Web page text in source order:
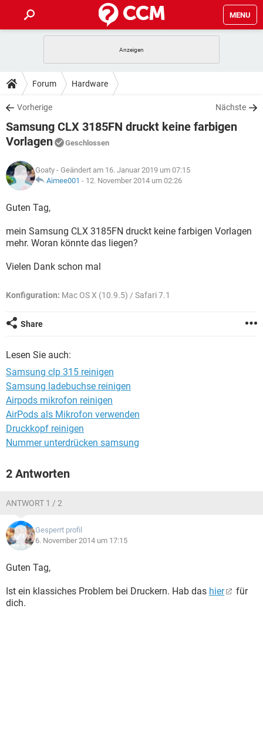
MENU
ANDROID
WINDOWS 10
WHATSAPP TIKTOK
FACEBOOK
TIPPS & TRICKS
SPIELE
WINDOWS 10
FACEBOOK HARDWARE
DOWNLOADS
SPIELE STREAMING
ANDROID
WINDOWS 10 INSTAGRAM
WHATSAPP
FACEBOOK
FORUM
ANDROID IOS
FACEBOOK
LEXIKON
SPIELE
ANDROID
WINDOWS 10 INSTAGRAM
WHATSAPP
FACEBOOK
Forum Hardware
Vorherige Nächste
Samsung CLX 3185FN druckt keine farbigen
Vorlagen
Geschlossen
Goaty - Geändert am 16. Januar 2019 um 07:15
Aimee001 - 12. November 2014 um 02:26
Guten Tag,
mein Samsung CLX 3185FN druckt keine farbigen Vorlagen
mehr. Woran könnte das liegen?
Vielen Dank schon mal
Konfiguration: Mac OS X (10.9.5) / Safari 7.1
Share
Lesen Sie auch:
Samsung clp 315 reinigen
Samsung ladebuchse reinigen
Airpods mikrofon reinigen
AirPods als Mikrofon verwenden
Druckkopf reinigen
Nummer unterdrücken samsung
2 Antworten
ANTWORT 1 / 2
Gesperrt profil
6. November 2014 um 17:15
Guten Tag,
Ist ein klassiches Problem bei Druckern. Hab das hier
für
dich.